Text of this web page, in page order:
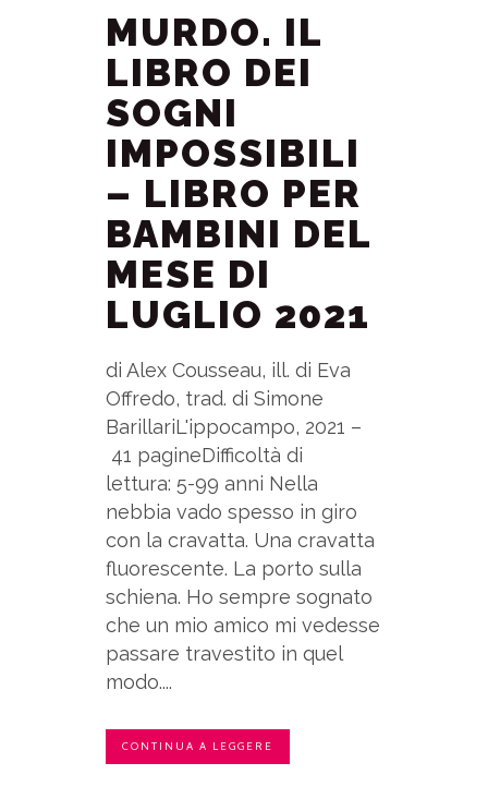
MURDO. IL
LIBRO DEI
SOGNI
IMPOSSIBILI
– LIBRO PER
BAMBINI DEL
MESE DI
LUGLIO 2021
di Alex Cousseau, ill. di Eva
Offredo, trad. di Simone
BarillariL'ippocampo, 2021 –
41 pagineDifficoltà di
lettura: 5-99 anni Nella
nebbia vado spesso in giro
con la cravatta. Una cravatta
fluorescente. La porto sulla
schiena. Ho sempre sognato
che un mio amico mi vedesse
passare travestito in quel
modo....
CONTINUA A LEGGERE